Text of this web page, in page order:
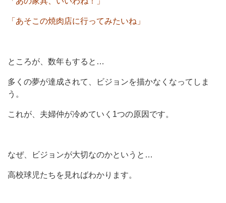
「あそこの焼肉店に行ってみたいね」
ところが、数年もすると…
多くの夢が達成されて、ビジョンを描かなくなってしま
う。
これが、夫婦仲が冷めていく1つの原因です。
なぜ、ビジョンが大切なのかというと…
高校球児たちを見ればわかります。